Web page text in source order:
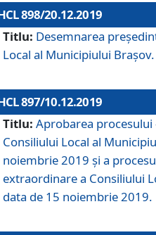
898/20.12.2019
Titlu: Desemnarea
Local al Municipiului Braşov.
897/10.12.2019
Titlu: Aprobarea
Consiliului Local al
noiembrie 2019 și a
extraordinare a Consiliului
data de 15 noiembrie 2019.